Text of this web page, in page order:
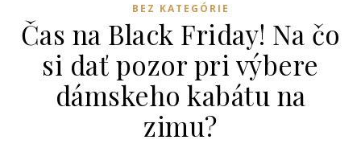
BEZ KATEGÓRIE
Čas na Black Friday! Na čo
si dať pozor pri výbere
dámskeho kabátu na
zimu?